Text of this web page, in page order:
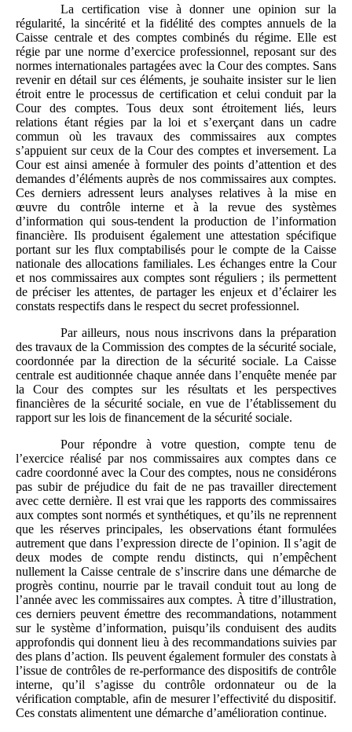
La certification vise à donner une opinion sur la
régularité, la sincérité et la fidélité des comptes annuels de la
Caisse centrale et des comptes combinés du régime. Elle est
régie par une norme d’exercice professionnel, reposant sur des
normes internationales partagées avec la Cour des comptes. Sans
revenir en détail sur ces éléments, je souhaite insister sur le lien
étroit entre le processus de certification et celui conduit par la
Cour des comptes. Tous deux sont étroitement liés, leurs
relations étant régies par la loi et s’exerçant dans un cadre
commun où les travaux des commissaires aux comptes
s’appuient sur ceux de la Cour des comptes et inversement. La
Cour est ainsi amenée à formuler des points d’attention et des
demandes d’éléments auprès de nos commissaires aux comptes.
Ces derniers adressent leurs analyses relatives à la mise en
œuvre du contrôle interne et à la revue des systèmes
d’information qui sous‑tendent la production de l’information
financière. Ils produisent également une attestation spécifique
portant sur les flux comptabilisés pour le compte de la Caisse
nationale des allocations familiales. Les échanges entre la Cour
et nos commissaires aux comptes sont réguliers ; ils permettent
de préciser les attentes, de partager les enjeux et d’éclairer les
constats respectifs dans le respect du secret professionnel.
Par ailleurs, nous nous inscrivons dans la préparation
des travaux de la Commission des comptes de la sécurité sociale,
coordonnée par la direction de la sécurité sociale. La Caisse
centrale est auditionnée chaque année dans l’enquête menée par
la Cour des comptes sur les résultats et les perspectives
financières de la sécurité sociale, en vue de l’établissement du
rapport sur les lois de financement de la sécurité sociale.
Pour répondre à votre question, compte tenu de
l’exercice réalisé par nos commissaires aux comptes dans ce
cadre coordonné avec la Cour des comptes, nous ne considérons
pas subir de préjudice du fait de ne pas travailler directement
avec cette dernière. Il est vrai que les rapports des commissaires
aux comptes sont normés et synthétiques, et qu’ils ne reprennent
que les réserves principales, les observations étant formulées
autrement que dans l’expression directe de l’opinion. Il s’agit de
deux modes de compte rendu distincts, qui n’empêchent
nullement la Caisse centrale de s’inscrire dans une démarche de
progrès continu, nourrie par le travail conduit tout au long de
l’année avec les commissaires aux comptes. À titre d’illustration,
ces derniers peuvent émettre des recommandations, notamment
sur le système d’information, puisqu’ils conduisent des audits
approfondis qui donnent lieu à des recommandations suivies par
des plans d’action. Ils peuvent également formuler des constats à
l’issue de contrôles de re‑performance des dispositifs de contrôle
interne, qu’il s’agisse du contrôle ordonnateur ou de la
vérification comptable, afin de mesurer l’effectivité du dispositif.
Ces constats alimentent une démarche d’amélioration continue.